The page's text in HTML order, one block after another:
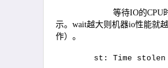
等待IO的CPU
示。 wait越大则机器io性能就
作）。
st: Time